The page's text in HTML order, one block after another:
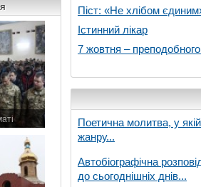
Піст: «Не хлібом
Істинний лікар
7 жовтня –
Поетична молитва, у
жанру...
Автобіографічна
до сьогоднішніх днів...